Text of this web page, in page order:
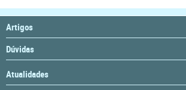
Artigos
Dúvidas
Atualidades